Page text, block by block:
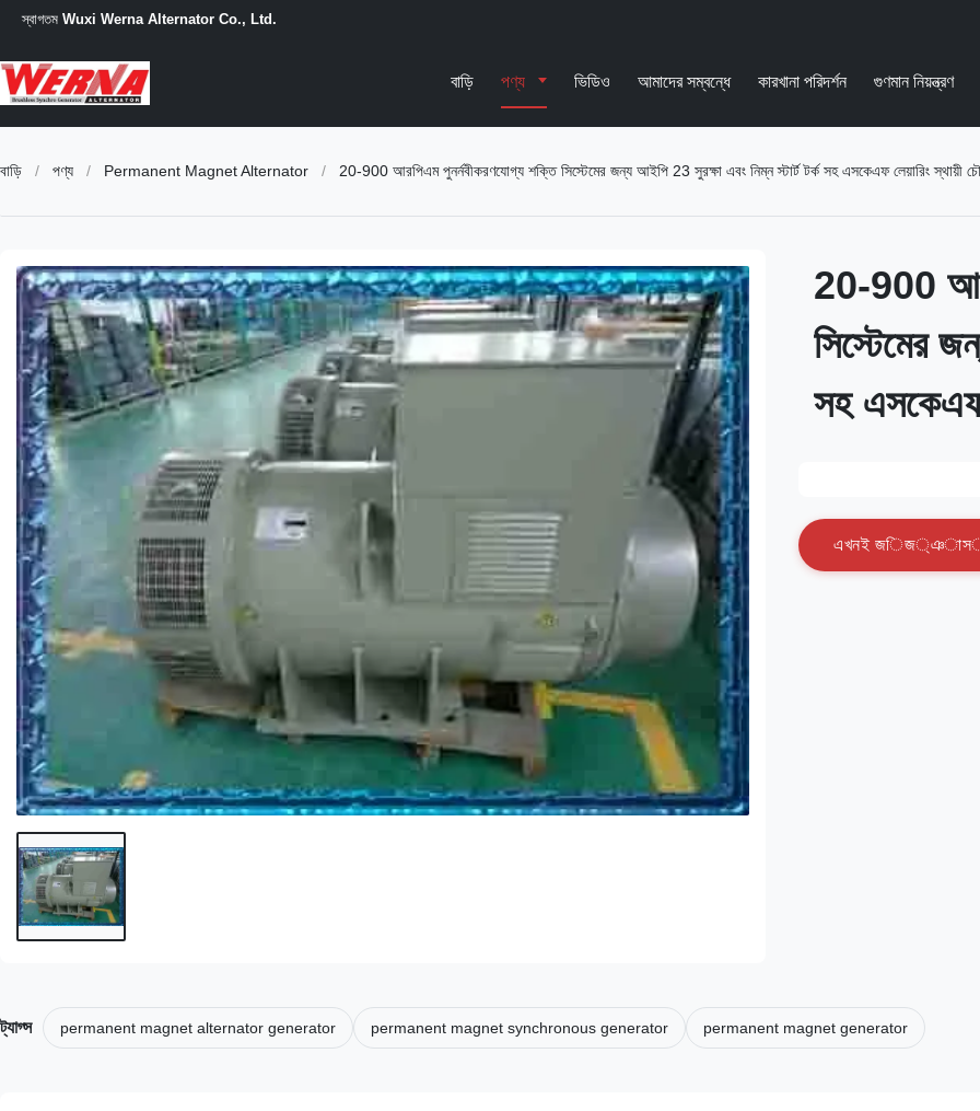
স্বাগতম Wuxi Werna Alternator Co., Ltd.
বাড়ি পণ্য ভিডিও আমাদের সম্বন্ধে কারখানা পরিদর্শন গুণমান নিয়ন্ত্রণ
বাড়ি / পণ্য / Permanent Magnet Alternator / 20-900 আরপিএম পুনর্নবীকরণযোগ্য শক্তি সিস্টেমের জন্য আইপি 23 সুরক্ষা এবং নিম্ন স্টার্ট টর্ক সহ এসকেএফ লেয়ারিং স্থায়ী
20-900
সিস্টেমের
সহ এসকেএফ
এখনই জিজ্ঞাস
ট্যাগ্স permanent magnet alternator generator permanent magnet synchronous generator permanent magnet generator